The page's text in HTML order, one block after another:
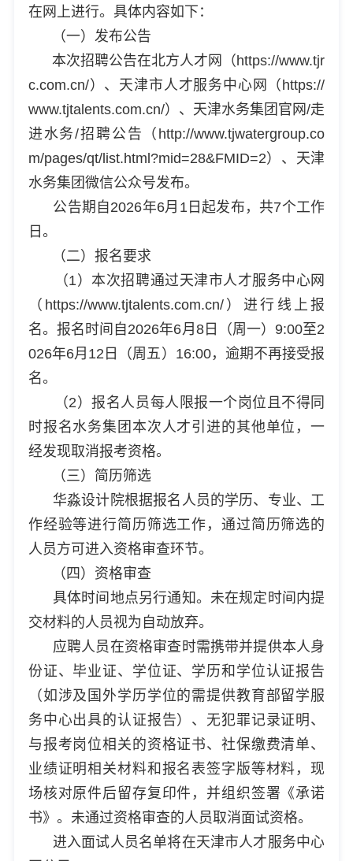
在网上进行。具体内容如下：
（一）发布公告
本次招聘公告在北方人才网（https://www.tjr
c.com.cn/）、天津市人才服务中心网（https://
www.tjtalents.com.cn/）、天津水务集团官网/走
进水务/招聘公告（http://www.tjwatergroup.co
m/pages/qt/list.html?mid=28&FMID=2）、天津
水务集团微信公众号发布。
公告期自2026年6月1日起发布，共7个工作
日。
（二）报名要求
（1）本次招聘通过天津市人才服务中心网
（https://www.tjtalents.com.cn/）进行线上报
名。报名时间自2026年6月8日（周一）9:00至2
026年6月12日（周五）16:00，逾期不再接受报
名。
（2）报名人员每人限报一个岗位且不得同
时报名水务集团本次人才引进的其他单位，一
经发现取消报考资格。
（三）简历筛选
华淼设计院根据报名人员的学历、专业、工
作经验等进行简历筛选工作，通过简历筛选的
人员方可进入资格审查环节。
（四）资格审查
具体时间地点另行通知。未在规定时间内提
交材料的人员视为自动放弃。
应聘人员在资格审查时需携带并提供本人身
份证、毕业证、学位证、学历和学位认证报告
（如涉及国外学历学位的需提供教育部留学服
务中心出具的认证报告）、无犯罪记录证明、
与报考岗位相关的资格证书、社保缴费清单、
业绩证明相关材料和报名表签字版等材料，现
场核对原件后留存复印件，并组织签署《承诺
书》。未通过资格审查的人员取消面试资格。
进入面试人员名单将在天津市人才服务中心